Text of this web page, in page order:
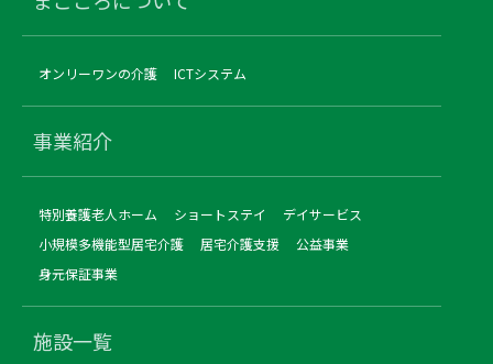
オンリーワンの介護 ICTシステム
事業紹介
特別養護老人ホーム ショートステイ
デイサービス
小規模多機能型居宅介護
居宅介護支援
公益事業
身元保証事業
施設一覧